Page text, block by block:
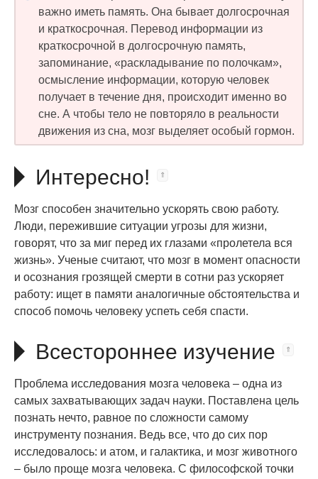
важно иметь память. Она бывает долгосрочная
и краткосрочная. Перевод информации из
краткосрочной в долгосрочную память,
запоминание, «раскладывание по полочкам»,
осмысление информации, которую человек
получает в течение дня, происходит именно во
сне. А чтобы тело не повторяло в реальности
движения из сна, мозг выделяет особый гормон.
Интересно!
Мозг способен значительно ускорять свою работу.
Люди, пережившие ситуации угрозы для жизни,
говорят, что за миг перед их глазами «пролетела вся
жизнь». Ученые считают, что мозг в момент опасности
и осознания грозящей смерти в сотни раз ускоряет
работу: ищет в памяти аналогичные обстоятельства и
способ помочь человеку успеть себя спасти.
Всестороннее изучение
Проблема исследования мозга человека – одна из
самых захватывающих задач науки. Поставлена цель
познать нечто, равное по сложности самому
инструменту познания. Ведь все, что до сих пор
исследовалось: и атом, и галактика, и мозг животного
– было проще мозга человека. С философской точки